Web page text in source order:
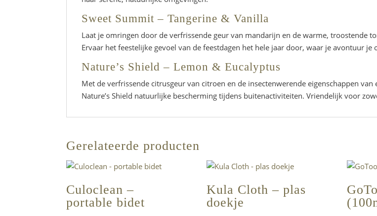
Sweet Summit – Tangerine & Vanilla
Laat je omringen door de verfrissende geur van mandarijn en de warme, troostende
Ervaar het feestelijke gevoel van de feestdagen het hele jaar door, waar je avontuur je
Nature’s Shield – Lemon & Eucalyptus
Met de verfrissende citrusgeur van citroen en de insectenwerende eigenschappen van
Nature’s Shield natuurlijke bescherming tijdens buitenactiviteiten. Vriendelijk voor
Gerelateerde producten
Culoclean –
portable bidet
Kula Cloth – plas
doekje